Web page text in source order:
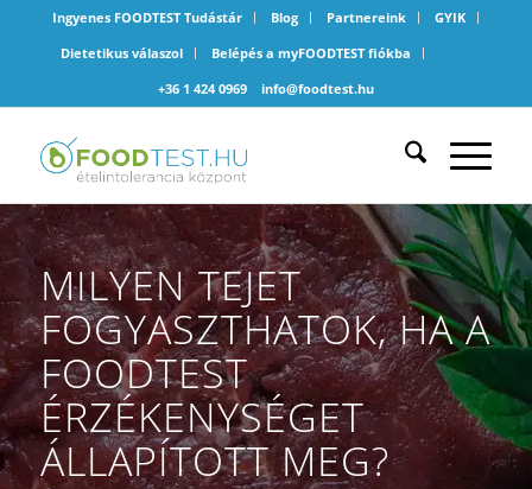
Ingyenes FOODTEST Tudástár Blog Partnereink
GYIK
Dietetikus válaszol
Belépés a myFOODTEST fiókba
+36 1 424 0969
info@foodtest.hu
MILYEN TEJET
FOGYASZTHATOK, HA A
FOODTEST
ÉRZÉKENYSÉGET
ÁLLAPÍTOTT MEG?